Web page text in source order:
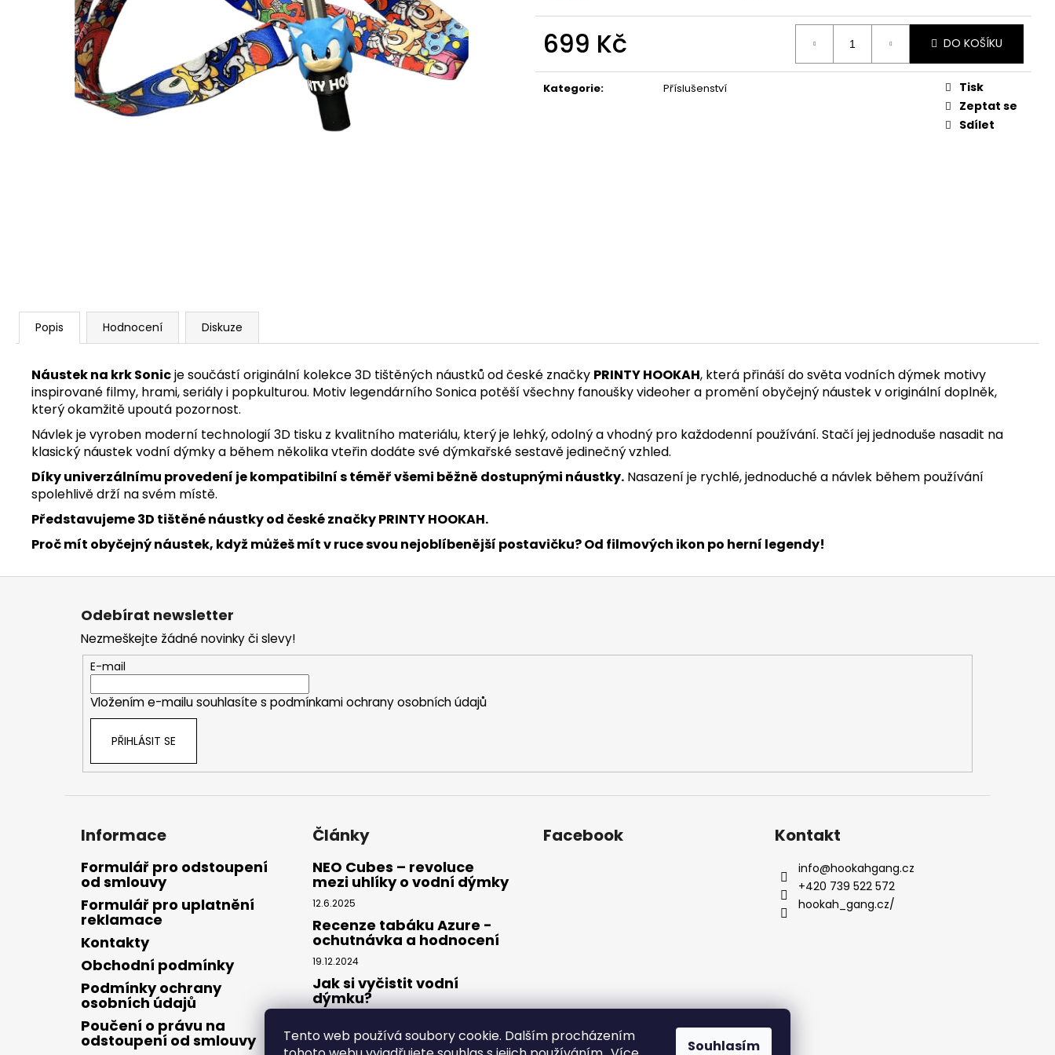
Tento web používá soubory cookie. Dalším procházením
Souhlasím
699 Kč
cena:
DO KOŠÍKU
Kategorie: Příslušenství
Tisk
Zeptat se
Sdílet
Popis Hodnocení Diskuze
Náustek na krk Sonicje součástí originální kolekce 3D tištěných náustků od české značky PRINTY HOOKAH, která přináší do světa vodních dýmek motivy
inspirované filmy, hrami, seriály i popkulturou. Motiv legendárního Sonica potěší všechny fanoušky videoher a promění obyčejný náustek v originální doplněk,
který okamžitě upoutá pozornost.
Návlek je vyroben moderní technologií 3D tisku z kvalitního materiálu, který je lehký, odolný a vhodný pro každodenní používání. Stačí jej jednoduše nasadit na
klasický náustek vodní dýmky a během několika vteřin dodáte své dýmkařské sestavě jedinečný vzhled.
Díky univerzálnímu provedení je kompatibilní s téměř všemi běžně dostupnými náustky. Nasazení je rychlé, jednoduché a návlek během používání
spolehlivě drží na svém místě.
Představujeme 3D tištěné náustky od české značky PRINTY HOOKAH.
Proč mít obyčejný náustek, když můžeš mít v ruce svou nejoblíbenější postavičku? Od filmových ikon po herní legendy!
Z
Odebírat newsletter
Nezmeškejte žádné novinky či slevy!
E-mail
Vložením e-mailu souhlasíte s podmínkami ochrany osobních údajů
PŘIHLÁSIT SE
Informace
Formulář pro odstoupení
od smlouvy
Formulář pro uplatnění
reklamace
Kontakty
Obchodní podmínky
Podmínky ochrany
osobních údajů
Poučení o právu na
odstoupení od smlouvy
Články
NEO Cubes – revoluce
mezi uhlíky o vodní dýmky
12.6.2025
Recenze tabáku Azure -
ochutnávka a hodnocení
19.12.2024
Jak si vyčistit vodní
dýmku?
Facebook Kontakt
info@hookahgang.cz
+420 739 522 572
hookah_gang.cz/